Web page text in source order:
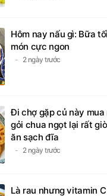
Hôm nay nấu gì: Bữa
món cực ngon
2 ngày trước
Đi chợ gặp củ này mua
gỏi chua ngọt lại rất
ăn sạch đĩa
2 ngày trước
Là rau nhưng vitamin